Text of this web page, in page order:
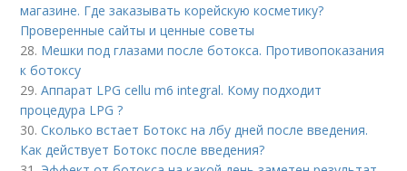
магазине. Где заказывать корейскую косметику?
Проверенные сайты и ценные советы
28. Мешки под глазами после ботокса. Противопоказания
к ботоксу
29.Аппарат LPG cellu m6 integral. Кому подходит
процедура LPG ?
30.Сколько встает Ботокс на лбу дней после введения.
Как действует Ботокс после введения?